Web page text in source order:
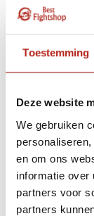
Toestemming
Deze website
We gebruiken
en om ons
informatie over
partners voor
partners
Apply
Producten